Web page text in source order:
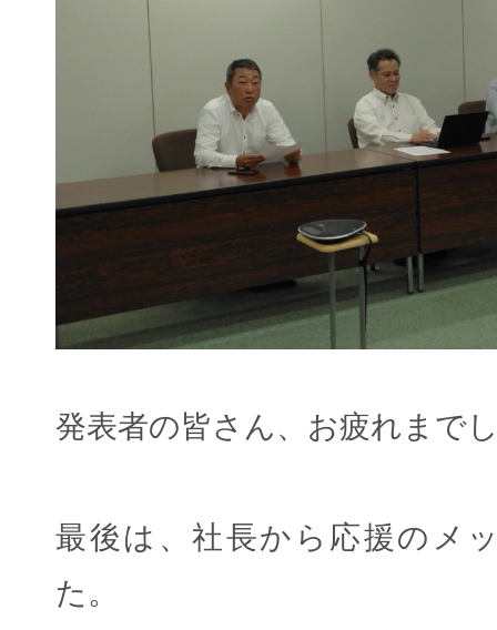
発表者の皆さん、お疲れまで
最後は、社長から応援のメ
た。